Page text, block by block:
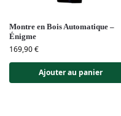
Montre en Bois Automatique –
Énigme
169,90€
Ajouter au panier